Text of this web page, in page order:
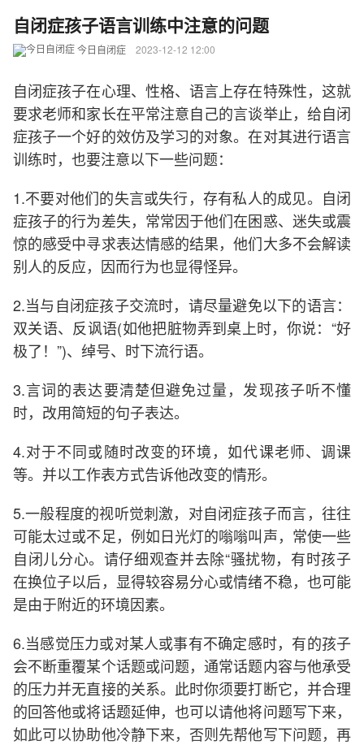
自闭症孩子语言训练中注意的问题
今日自闭症 2023-12-12 12:00
自闭症孩子在心理、性格、语言上存在特殊性，这就
要求老师和家长在平常注意自己的言谈举止，给自闭
症孩子一个好的效仿及学习的对象。在对其进行语言
训练时，也要注意以下一些问题：
1.不要对他们的失言或失行，存有私人的成见。自闭
症孩子的行为差失，常常因于他们在困惑、迷失或震
惊的感受中寻求表达情感的结果，他们大多不会解读
别人的反应，因而行为也显得怪异。
2.当与自闭症孩子交流时，请尽量避免以下的语言：
双关语、反讽语(如他把脏物弄到桌上时，你说：“好
极了！”)、绰号、时下流行语。
3.言词的表达要清楚但避免过量，发现孩子听不懂
时，改用简短的句子表达。
4.对于不同或随时改变的环境，如代课老师、调课
等。并以工作表方式告诉他改变的情形。
5.一般程度的视听觉刺激，对自闭症孩子而言，往往
可能太过或不足，例如日光灯的嗡嗡叫声，常使一些
自闭儿分心。请仔细观查并去除“骚扰物，有时孩子
在换位子以后，显得较容易分心或情绪不稳，也可能
是由于附近的环境因素。
6.当感觉压力或对某人或事有不确定感时，有的孩子
会不断重覆某个话题或问题，通常话题内容与他承受
的压力并无直接的关系。此时你须要打断它，并合理
的回答他或将话题延伸，也可以请他将问题写下来，
如此可以协助他冷静下来，否则先帮他写下问题，再